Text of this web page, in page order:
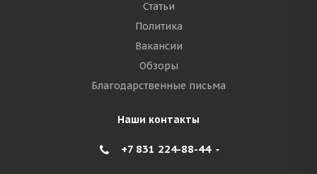
Статьи
Политика
Вакансии
Обзоры
Благодарственные письма
Наши контакты
+7 831 224-88-44